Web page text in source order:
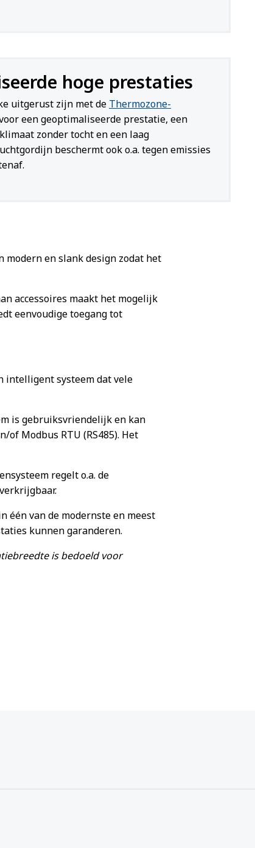
hoge prestaties
uitgerust zijn met de Thermozone-
een geoptimaliseerde prestatie, een
zonder tocht en een laag
beschermt ook o.a. tegen emissies
modern en slank design zodat het
accessoires maakt het mogelijk
eenvoudige toegang tot
intelligent systeem dat vele
is gebruiksvriendelijk en kan
Modbus RTU (RS485). Het
regelt o.a. de
één van de modernste en meest
kunnen garanderen.
is bedoeld voor